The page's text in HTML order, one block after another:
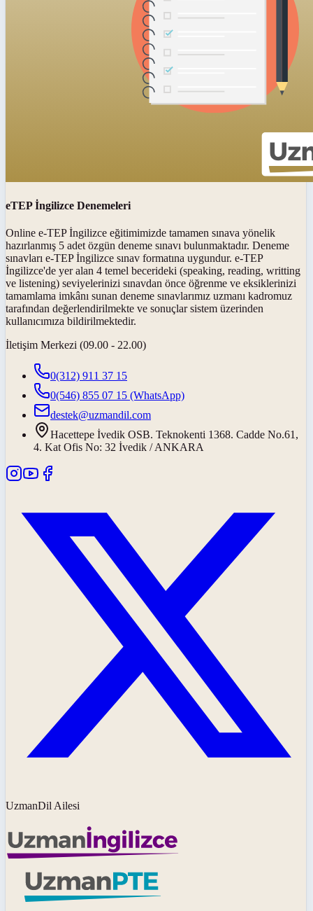
eTEP İngilizce Denemeleri
Online e-TEP İngilizce eğitimimizde tamamen sınava yönelik
hazırlanmış 5 adet özgün deneme sınavı bulunmaktadır. Deneme
sınavları e-TEP İngilizce sınav formatına uygundur. e-TEP
İngilizce'de yer alan 4 temel becerideki (speaking, reading, writting
ve listening) seviyelerinizi sınavdan önce öğrenme ve eksiklerinizi
tamamlama imkânı sunan deneme sınavlarımız uzmanı kadromuz
tarafından değerlendirilmekte ve sonuçlar sistem üzerinden
kullanıcımıza bildirilmektedir.
İletişim Merkezi (09.00 - 22.00)
0(312) 911 37 15
0(546) 855 07 15 (WhatsApp)
destek@uzmandil.com
Hacettepe İvedik OSB. Teknokenti 1368. Cadde No.61,
4. Kat Ofis No: 32 İvedik / ANKARA
UzmanDil Ailesi